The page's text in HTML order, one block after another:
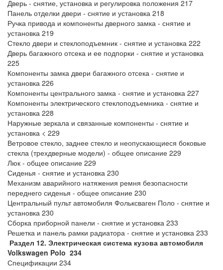
Дверь - снятие, установка и регулировка положения 217
Панель отделки двери - снятие и установка 218
Ручка привода и компоненты дверного замка - снятие и
установка 219
Стекло двери и стеклоподъемник - снятие и установка 222
Дверь багажного отсека и ее подпорки - снятие и установка
225
Компоненты замка двери багажного отсека - снятие и
установка 226
Компоненты центрального замка - снятие и установка 227
Компоненты электрического стеклоподъемника - снятие и
установка 228
Наружные зеркала и связанные компоненты - снятие и
установка < 229
Ветровое стекло, заднее стекло и неопускающиеся боковые
стекла (трехдверные модели) - общее описание 229
Люк - общее описание 229
Сиденья - снятие и установка 230
Механизм аварийного натяжения ремня безопасности
переднего сиденья - общее описание 230
Центральный пульт автомобиля Фольксваген Поло - снятие и
установка 230
Сборка приборной панели - снятие и установка 233
Решетка и панель рамки радиатора - снятие и установка 233
Раздел 12. Электрическая система кузова автомобиля
Volkswagen Polo 234
Спецификации 234